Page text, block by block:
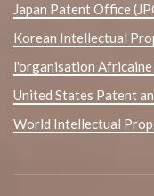
Japan Patent Office
Korean Intellectual
l'organisation
United States Patent
World Intellectual